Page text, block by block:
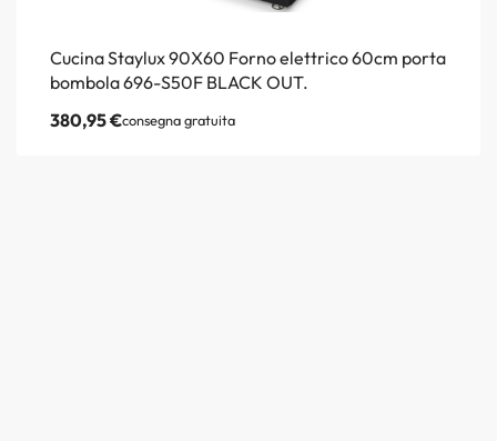
Cucina Staylux 90X60 Forno elettrico 60cm porta
bombola 696-S50F BLACK OUT.
380,95€consegna gratuita